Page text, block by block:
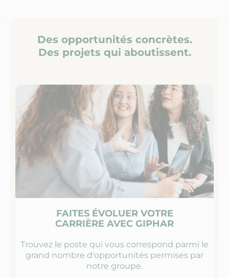
Des opportunités concrètes.
Des projets qui aboutissent.
FAITES ÉVOLUER VOTRE
CARRIÈRE AVEC GIPHAR
Trouvez le poste qui vous correspond parmi le
grand nombre d'opportunités permises par
notre groupe.